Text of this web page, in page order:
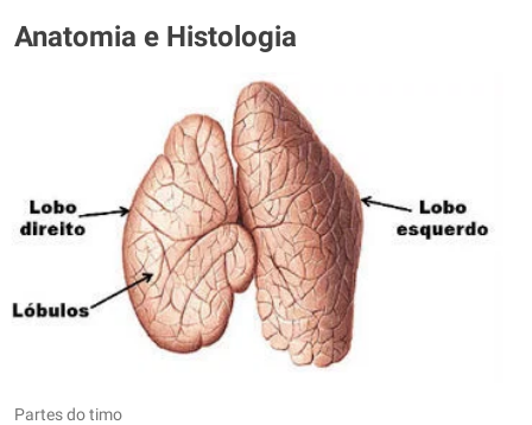
Anatomia e Histologia
Partes do timo